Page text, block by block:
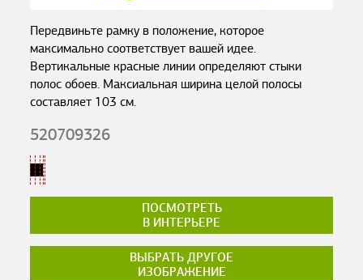
Передвиньте рамку в положение, которое
максимально соответствует вашей идее.
Вертикальные красные линии определяют стыки
полос обоев. Максиальная ширина целой полосы
составляет 103 см.
520709326
ПОСМОТРЕТЬ
В ИНТЕРЬЕРЕ
ВЫБРАТЬ ДРУГОЕ
ИЗОБРАЖЕНИЕ